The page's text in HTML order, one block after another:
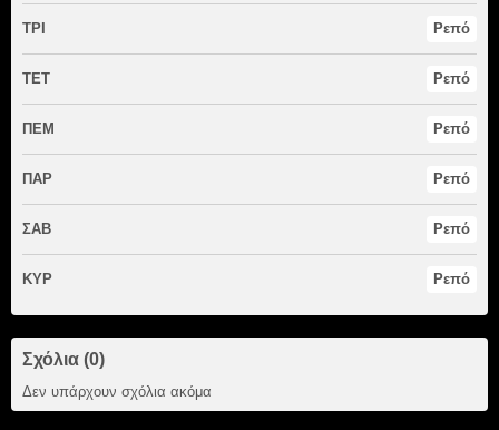
ΤΡΙ Ρεπό
ΤΕΤ Ρεπό
ΠΕΜ Ρεπό
ΠΑΡ Ρεπό
ΣΑΒ Ρεπό
ΚΥΡ Ρεπό
Σχόλια (0)
Δεν υπάρχουν σχόλια ακόμα